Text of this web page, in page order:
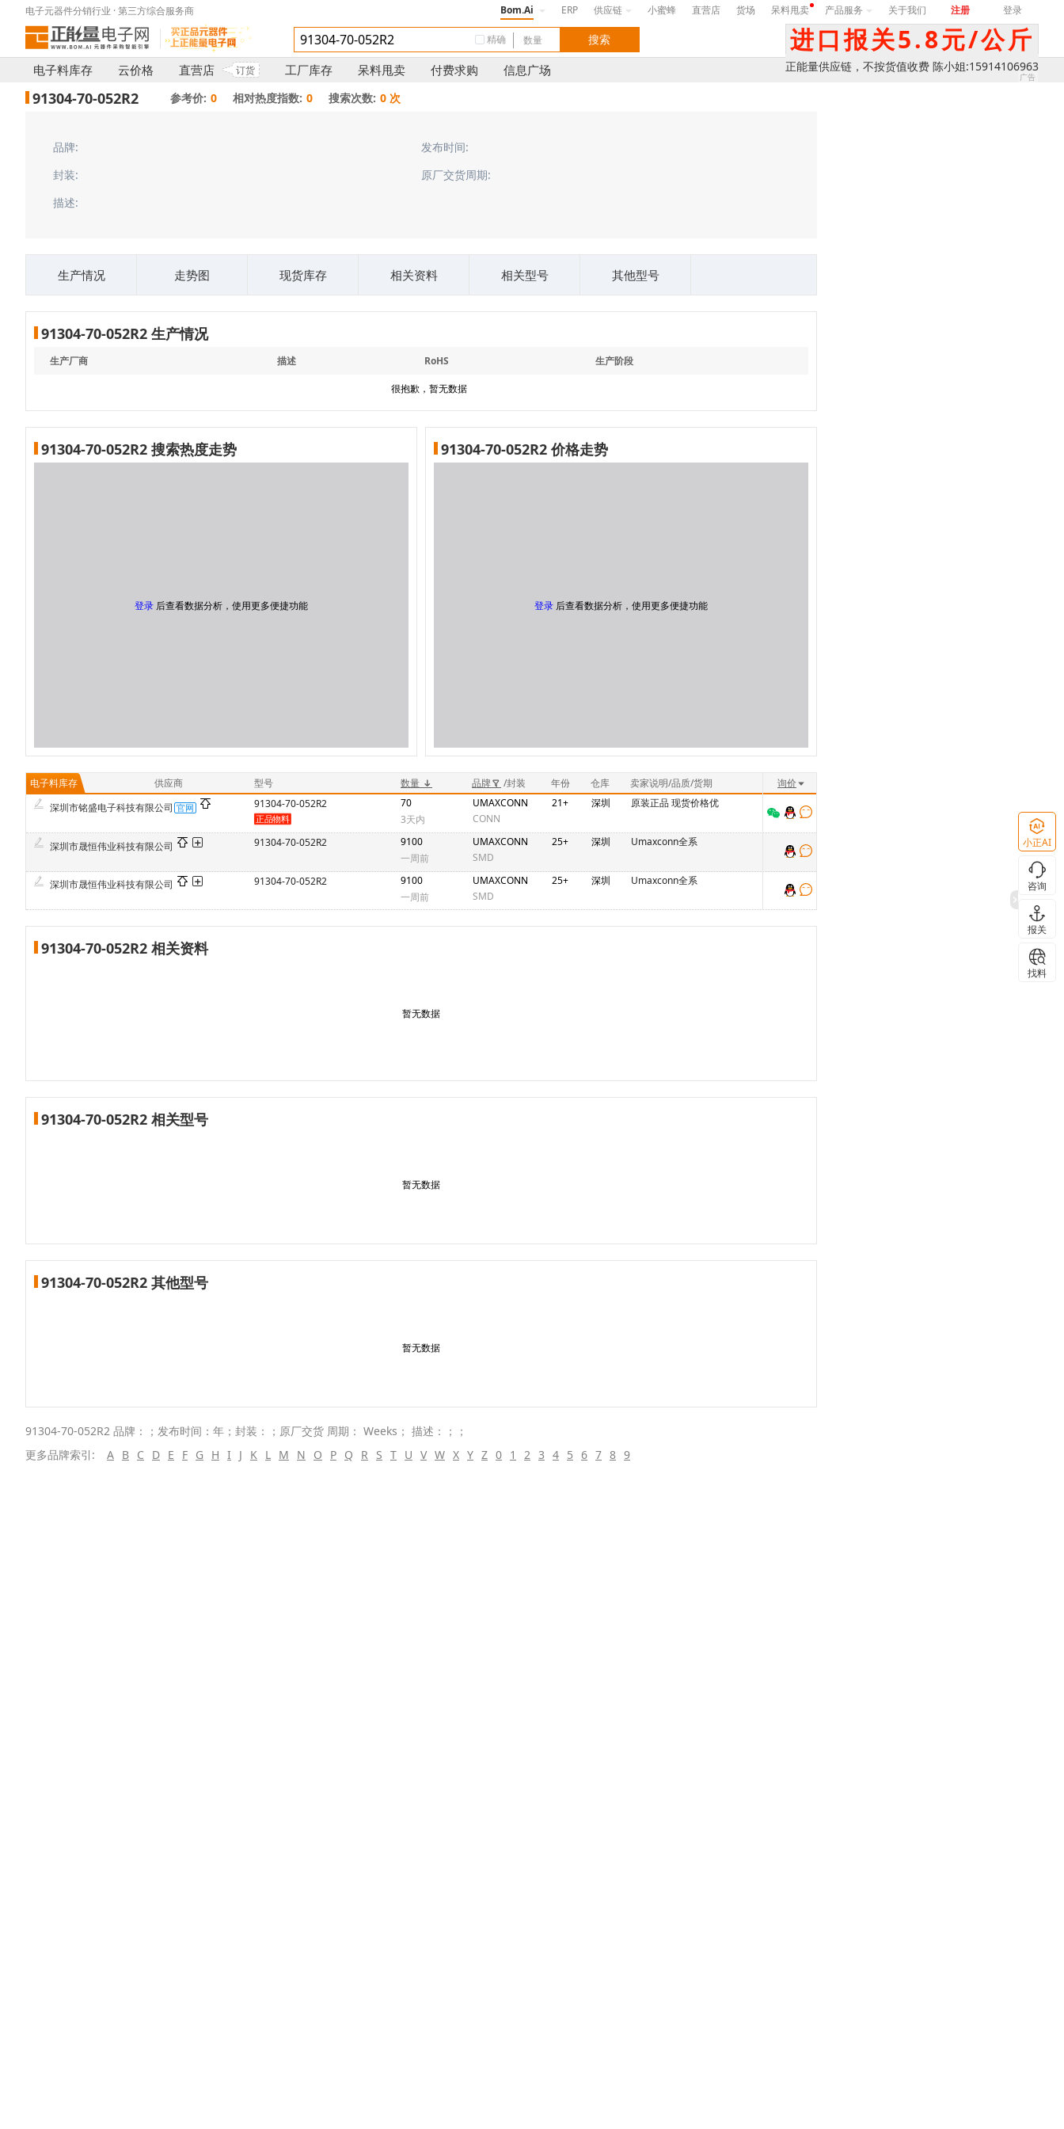
电子元器件分销行业 · 第三方综合服务商 Bom.Ai ERP 供应链 小蜜蜂 直营店 货场 呆料甩卖 产品服务 关于我们 注册 登录
精确 进口报关5.8元/公斤
正能量供应链，不按货值收费 陈小姐:15914106963
电子料库存 云价格 直营店 订货 工厂库存 呆料甩卖 付费求购 信息广场
91304-70-052R2 参考价: 0 相对热度指数: 0 搜索次数: 0 次
品牌:
发布时间:
封装:
原厂交货周期:
描述:
生产情况 走势图 现货库存 相关资料 相关型号 其他型号
91304-70-052R2 生产情况
生产厂商 描述 RoHS 生产阶段
很抱歉，暂无数据
91304-70-052R2 搜索热度走势
登录 后查看数据分析，使用更多便捷功能
91304-70-052R2 价格走势
登录 后查看数据分析，使用更多便捷功能
电子料库存 供应商 型号 数量 品牌 /封装 年份 仓库 卖家说明/品质/货期
询价
深圳市铭盛电子科技有限公司
91304-70-052R2
70
3天内
UMAXCONN
CONN
21+ 深圳 原装正品 现货价格优
深圳市晟恒伟业科技有限公司 91304-70-052R2
9100
一周前
UMAXCONN
SMD
25+ 深圳 Umaxconn全系
深圳市晟恒伟业科技有限公司 91304-70-052R2
9100
一周前
UMAXCONN
SMD
25+ 深圳 Umaxconn全系
91304-70-052R2 相关资料
暂无数据
91304-70-052R2 相关型号
暂无数据
91304-70-052R2 其他型号
暂无数据
91304-70-052R2 品牌：；发布时间：年；封装：；原厂交货 周期： Weeks； 描述：；；
更多品牌索引:
A B C D E F G H I J K L M N O P Q R S T U V W X Y Z 0 1 2 3 4 5 6 7 8 9
小正AI
咨询
报关
找料